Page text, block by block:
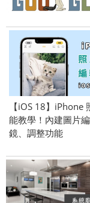
【iOS 18】iPhone
能教學！內建圖片
鏡、調整功能